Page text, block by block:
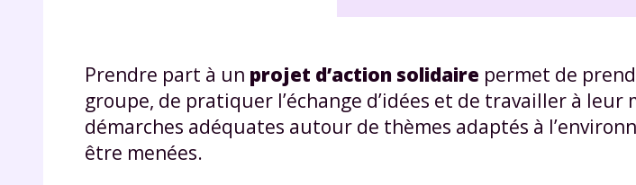
Prendre part à un projet d’action solidaire permet de
groupe, de pratiquer l’échange d’idées et de travailler à leur
démarches adéquates autour de thèmes adaptés à
être menées.